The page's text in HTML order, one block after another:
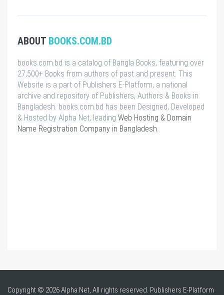
ABOUT BOOKS.COM.BD
books.com.bd is a catalog of Bangla Books, featuring over
27,500+ Books from authors of past and present. This
Website is a part of Publishers E-Platform, a national
archive and repository of Publishers, Authors & Books in
Bangladesh. books.com.bd has been Designed, Developed
& Hosted by Alpha Net, leading Web Hosting & Domain
Name Registration Company in Bangladesh.
Copyright © 2026 Alpha Net, All rights reserved. Publishers E-Platform